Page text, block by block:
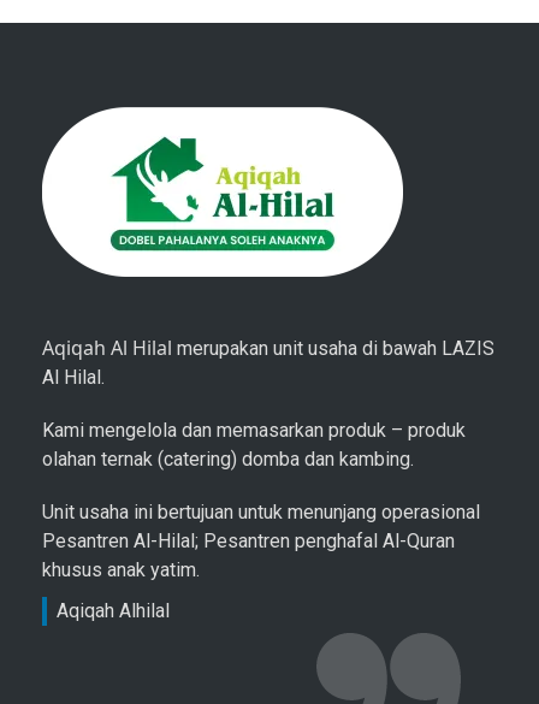
Aqiqah Al Hilal merupakan unit usaha di bawah LAZIS
Al Hilal.
Kami mengelola dan memasarkan produk – produk
olahan ternak (catering) domba dan kambing.
Unit usaha ini bertujuan untuk menunjang operasional
Pesantren Al-Hilal; Pesantren penghafal Al-Quran
khusus anak yatim.
Aqiqah Alhilal